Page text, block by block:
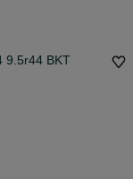
9.5r44 BKT